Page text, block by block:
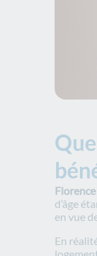
d’âge
en vue
En